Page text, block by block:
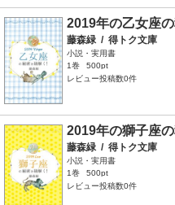
2019年の乙女座
藤森緑 / 得トク文庫
小説・実用書
1巻
500pt
レビュー投稿数0件
2019年の獅子座
藤森緑 / 得トク文庫
小説・実用書
1巻
500pt
レビュー投稿数0件